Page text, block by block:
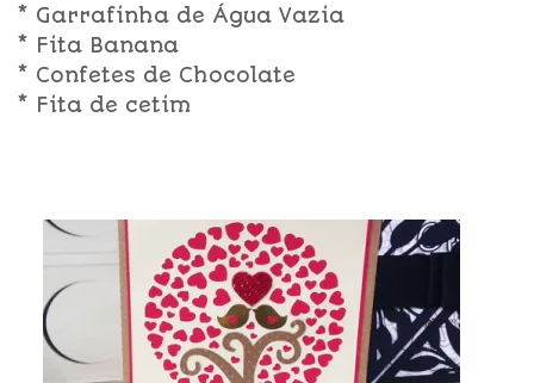
* Garrafinha de Água Vazia
* Fita Banana
* Confetes de Chocolate
* Fita de cetim